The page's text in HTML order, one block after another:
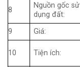
8
Nguồn gốc sử
dụng đất:
9
Giá:
10 Tiện ích: